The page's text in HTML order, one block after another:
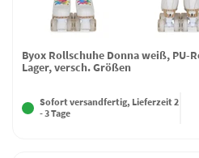
Byox Rollschuhe Donna weiß, PU-
Lager, versch. Größen
Sofort versandfertig, Lieferzeit 2
- 3 Tage